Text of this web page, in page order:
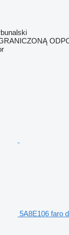
5A8E106 faro